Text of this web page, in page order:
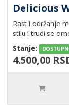
Delicious
Rast i održanje
stilu i trudi se
Stanje:
4.500,00